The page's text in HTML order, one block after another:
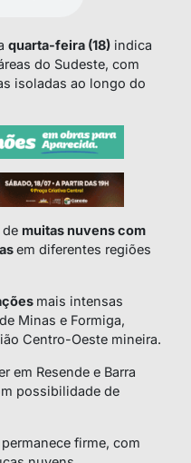
quarta-feira (18) indica
do Sudeste, com
isoladas ao longo do
de muitas nuvens com
em diferentes regiões
mais intensas
Minas e Formiga,
Centro-Oeste mineira.
em Resende e Barra
possibilidade de
firme, com